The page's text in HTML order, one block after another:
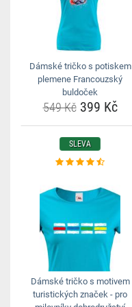
Dámské tričko s potiskem
plemene Francouzský
buldoček
549 Kč399 Kč
SLEVA
Dámské tričko s motivem
turistických značek - pro